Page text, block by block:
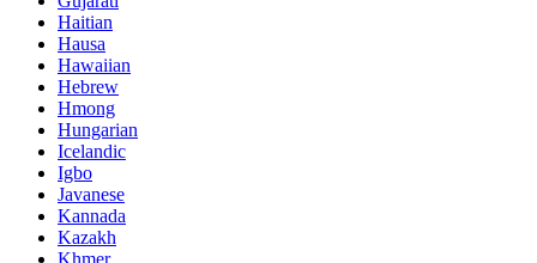
Haitian
Hausa
Hawaiian
Hebrew
Hmong
Hungarian
Icelandic
Igbo
Javanese
Kannada
Kazakh